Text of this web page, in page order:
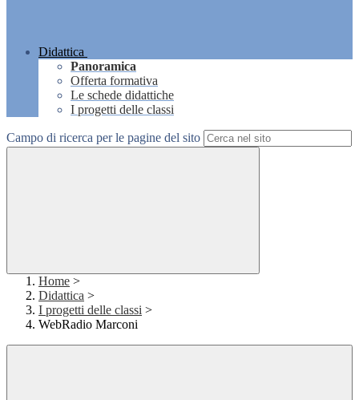
Didattica
Panoramica
Offerta formativa
Le schede didattiche
I progetti delle classi
Campo di ricerca per le pagine del sito
Home >
Didattica >
I progetti delle classi >
WebRadio Marconi